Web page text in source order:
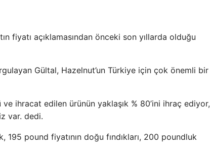
fiyatı açıklamasından önceki son yıllarda olduğu
Gültal, Hazelnut’un Türkiye için çok önemli bir
ihracat edilen ürünün yaklaşık % 80’ini ihraç ediyor,
var. dedi.
195 pound fiyatının doğu fındıkları, 200 poundluk